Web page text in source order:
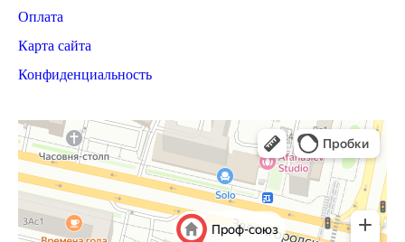
Оплата
Карта сайта
Конфиденциальность